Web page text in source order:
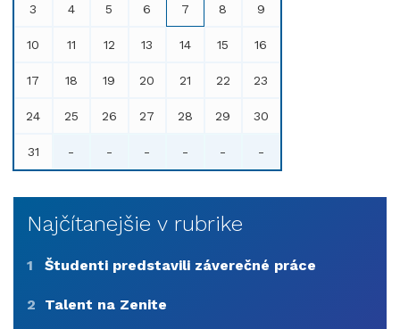
3 4 5 6 7 8 9
10 11 12 13 14 15 16
17 18 19 20 21 22 23
24 25 26 27 28 29 30
31 - - - - - -
Najčítanejšie v rubrike
1 Študenti predstavili záverečné práce
2 Talent na Zenite